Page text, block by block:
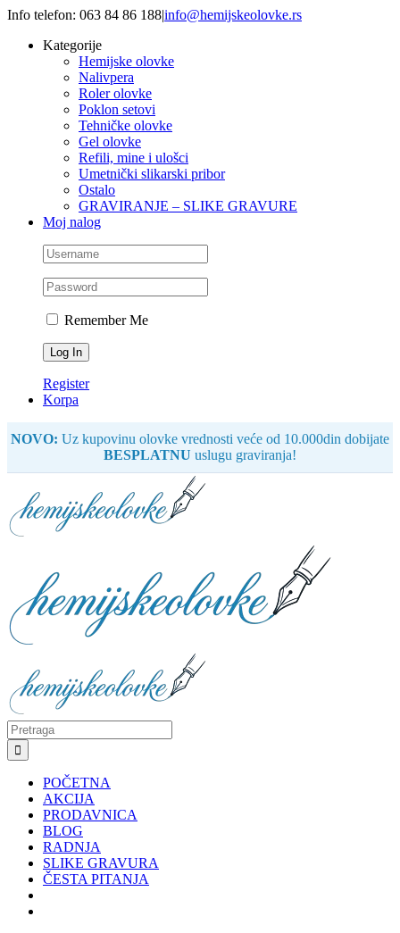
Skip
content
Info telefon: 063 84 86 188|info@hemijskeolovke.rs
Kategorije
Hemijske olovke
Nalivpera
Roler olovke
Poklon setovi
Tehničke olovke
Gel olovke
Refili, mine i ulošci
Umetnički slikarski pribor
Ostalo
GRAVIRANJE – SLIKE GRAVURE
Moj nalog
Remember Me
Register
Korpa
NOVO: Uz kupovinu olovke vrednosti veće od 10.000din dobijate
BESPLATNU uslugu graviranja!
Search
for:
POČETNA
AKCIJA
PRODAVNICA
BLOG
RADNJA
SLIKE GRAVURA
ČESTA PITANJA